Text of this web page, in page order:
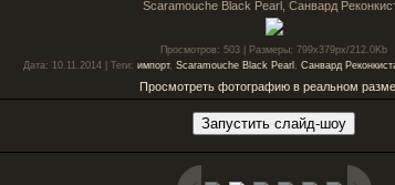
Scaramouche Black Pearl, Санвард
Просмотров: 503 | Размеры: 799x379px/212.0Kb
Дата: 10.11.2014 | Теги: импорт, Scaramouche Black Pearl Санвард
Просмотреть фотографию в реальном